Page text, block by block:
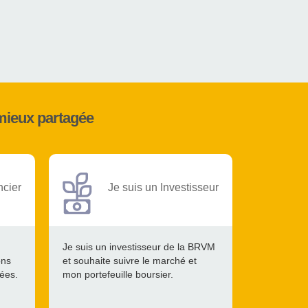
partagée
Je suis un Investisseur
Je suis un investisseur de la BRVM
et souhaite suivre le marché et
mon portefeuille boursier.